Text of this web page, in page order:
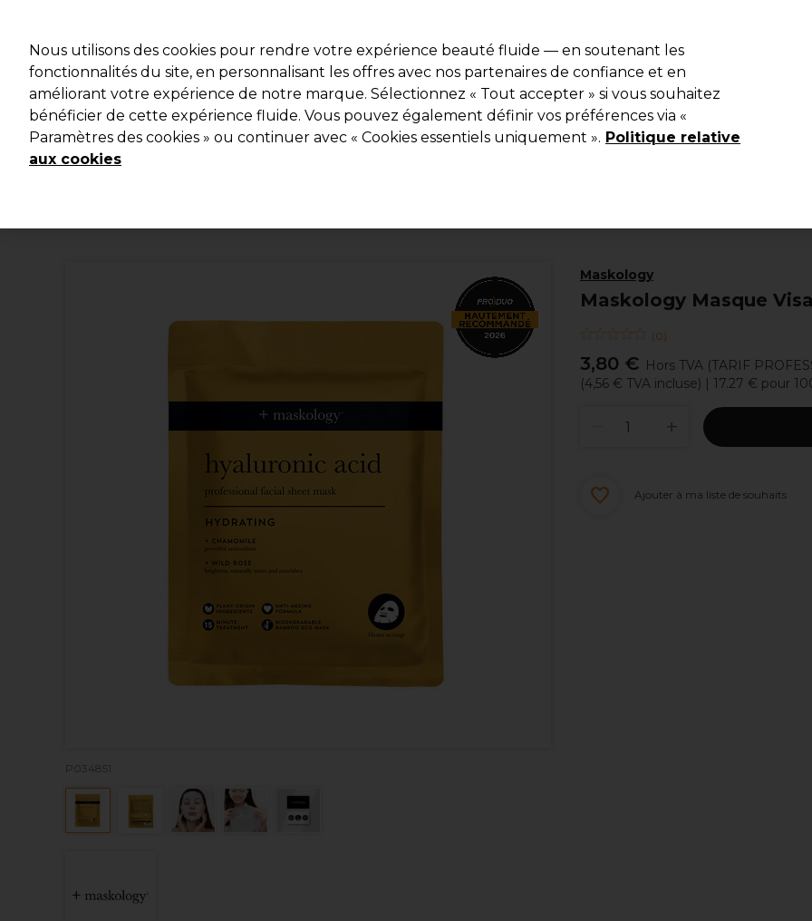
Rechercher
Marques
Bons plans Coiffure Electro et Matériel Equipement de salon Beauté Hommes
Livraison et délais
Maskology
Maskology Masque
(0)
3,80 € Hors TVA (TARIF
(4,56 € TVA incluse) | 17.27 € pour
P034851
Ajouter à ma liste de souhaits
Nous utilisons des cookies pour rendre votre expérience beauté fluide — en soutenant les
fonctionnalités du site, en personnalisant les offres avec nos partenaires de confiance et en
améliorant votre expérience de notre marque. Sélectionnez « Tout accepter » si vous souhaitez
bénéficier de cette expérience fluide. Vous pouvez également définir vos préférences via «
Paramètres des cookies » ou continuer avec « Cookies essentiels uniquement ». Politique relative
aux cookies